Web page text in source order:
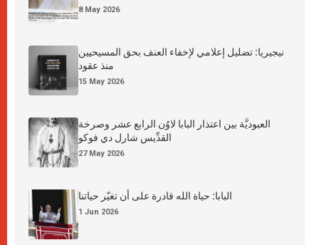
8 May 2026
نيجيريا: تضليل إعلامي لإخفاء العنف بحق المسيحيين
منذ عقود
15 May 2026
العبوديَّة بين اعتذار البابا لاوُن الرابع عشر وصرخة
القدِّيس شارل دي فوكو
27 May 2026
البابا: حياة الله قادرة على أن تغيّر حياتنا
1 Jun 2026